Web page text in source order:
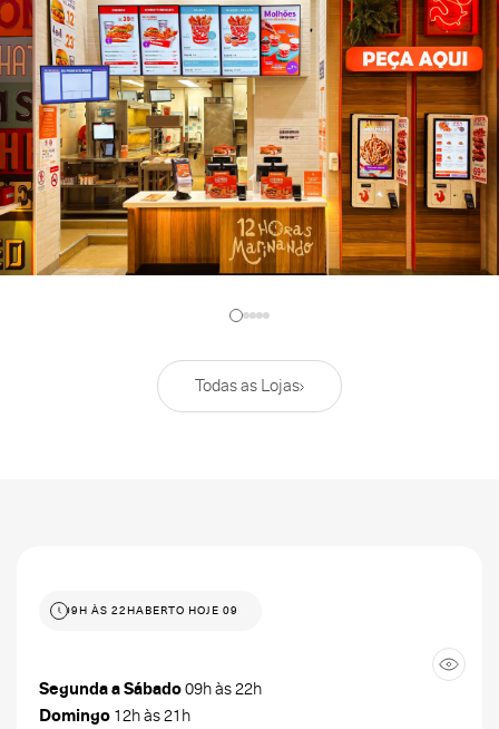
Todas as Lojas
HOJE 09H ÀS 22HABERTO HOJE 09H ÀS 22H
Segunda a Sábado09h às 22h
Domingo 12h às 21h